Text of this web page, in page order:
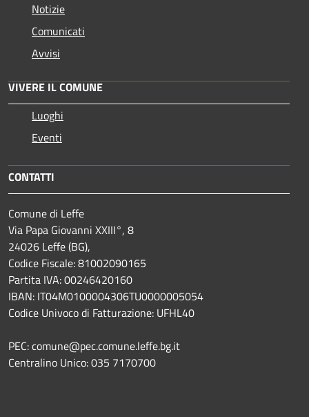
Notizie
Comunicati
Avvisi
VIVERE IL COMUNE
Luoghi
Eventi
CONTATTI
Comune di Leffe
Via Papa Giovanni XXIII°, 8
24026 Leffe (BG),
Codice Fiscale: 81002090165
Partita IVA: 00246420160
IBAN: IT04M0100004306TU0000005054
Codice Univoco di Fatturazione: UFHL40
PEC: comune@pec.comune.leffe.bg.it
Centralino Unico: 035 7170700